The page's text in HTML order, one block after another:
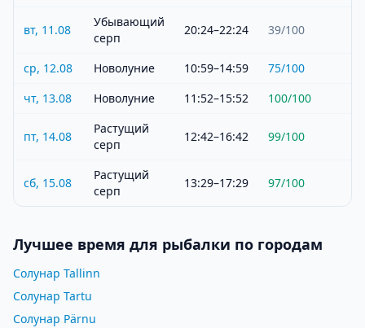
вт, 11.08
Убывающий
серп
20:24–22:24 39/100
ср, 12.08 Новолуние 10:59–14:59 75/100
чт, 13.08
Новолуние 11:52–15:52 100/100
пт, 14.08
Растущий
серп
12:42–16:42 99/100
сб, 15.08
Растущий
серп
13:29–17:29 97/100
Лучшее время для рыбалки по городам
Солунар Tallinn
Солунар Tartu
Солунар Pärnu